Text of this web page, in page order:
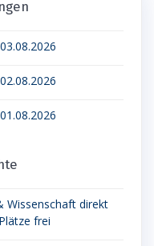
Wissenschaft direkt
frei